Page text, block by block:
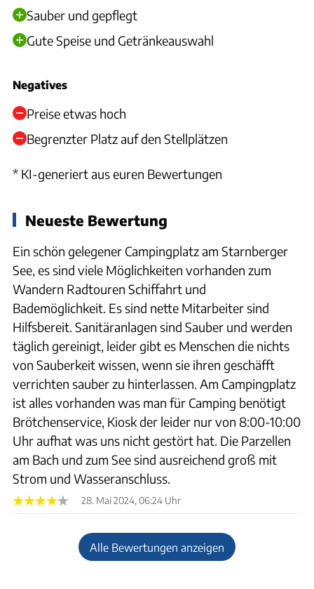
Sauber und gepflegt
Gute Speise und Getränkeauswahl
Negatives
Preise etwas hoch
Begrenzter Platz auf den Stellplätzen
* KI-generiert aus euren Bewertungen
Neueste Bewertung
Ein schön gelegener Campingplatz am Starnberger
See, es sind viele Möglichkeiten vorhanden zum
Wandern Radtouren Schiffahrt und
Bademöglichkeit. Es sind nette Mitarbeiter sind
Hilfsbereit. Sanitäranlagen sind Sauber und werden
täglich gereinigt, leider gibt es Menschen die nichts
von Sauberkeit wissen, wenn sie ihren geschäfft
verrichten sauber zu hinterlassen. Am Campingplatz
ist alles vorhanden was man für Camping benötigt
Brötchenservice, Kiosk der leider nur von 8:00-10:00
Uhr aufhat was uns nicht gestört hat. Die Parzellen
am Bach und zum See sind ausreichend groß mit
Strom und Wasseranschluss.
28. Mai 2024, 06:24 Uhr
Alle Bewertungen anzeigen